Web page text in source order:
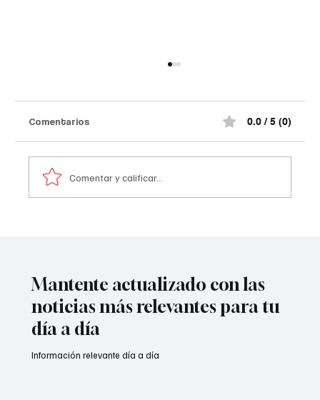
Comentarios 0.0 / 5 (0)
Comentar y calificar...
Mantente actualizado con las
noticias más relevantes para tu
día a día
Información relevante día a día